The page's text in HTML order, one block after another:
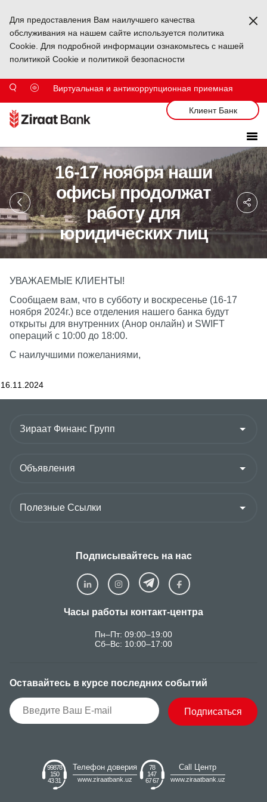
Для предоставления Вам наилучшего качества
обслуживания на нашем сайте используется политика
Cookie. Для подробной информации ознакомьтесь с нашей
политикой Cookie и политикой безопасности
Виртуальная и антикоррупционная приемная
Клиент Банк
16-17 ноября наши
офисы продолжат
работу для
юридических лиц
УВАЖАЕМЫЕ КЛИЕНТЫ!
Сообщаем вам, что в субботу и воскресенье (16-17
ноября 2024г.) все отделения нашего банка будут
открыты для внутренних (Анор онлайн) и SWIFT
операций с 10:00 до 18:00.
С наилучшими пожеланиями,
16.11.2024
Подписывайтесь на нас
Часы работы контакт-центра
Пн–Пт: 09:00–19:00
Сб–Вс: 10:00–17:00
Оставайтесь в курсе последних событий
Подписаться
99878
150
43 31
Телефон доверия
www.ziraatbank.uz
78
147
67 67
Call Центр
www.ziraatbank.uz